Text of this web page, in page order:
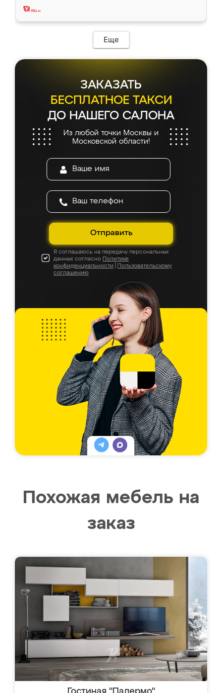
Еще
ЗАКАЗАТЬ
БЕСПЛАТНОЕ ТАКСИ
ДО НАШЕГО САЛОНА
Из любой точки Москвы и
Московской области!
Отправить
Я соглашаюсь на передачу персональных
данных согласно Политике
конфиденциальности
Пользовательскому
соглашению
Похожая мебель на
заказ